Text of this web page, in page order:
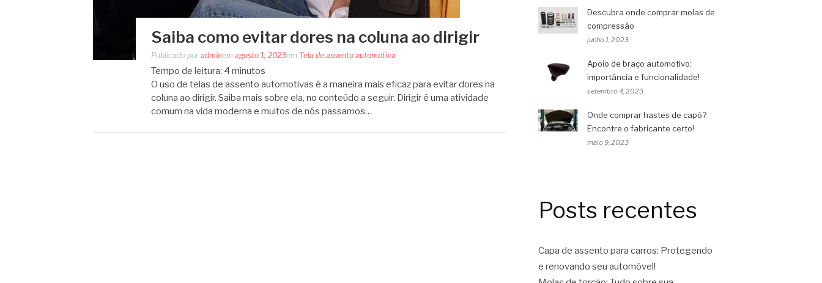
Saiba como evitar dores na coluna ao dirigir
Publicado por adminem agosto 1, 2023em Tela de assento automotiva
Tempo de leitura: 4 minutos
O uso de telas de assento automotivas é a maneira mais eficaz para evitar dores na
coluna ao dirigir. Saiba mais sobre ela, no conteúdo a seguir. Dirigir é uma atividade
comum na vida moderna e muitos de nós passamos…
Descubra onde comprar molas de
compressão
junho 1, 2023
Apoio de braço automotivo:
importância e funcionalidade!
setembro 4, 2023
Onde comprar hastes de capô?
Encontre o fabricante certo!
maio 9, 2023
Posts recentes
Capa de assento para carros: Protegendo
e renovando seu automóvel!